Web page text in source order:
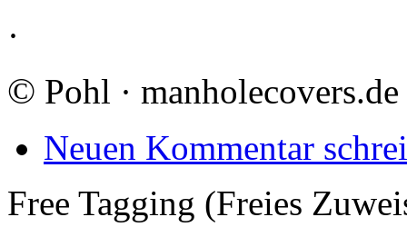
·
© Pohl · manholecovers.de
Neuen Kommentar
Free Tagging (Freies